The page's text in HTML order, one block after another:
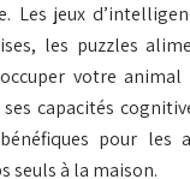
Les jeux
les puzzles
votre animal
capacités
pour les
seuls à la maison.